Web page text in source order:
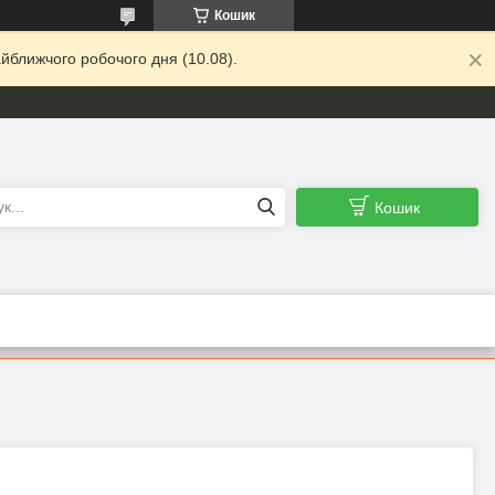
Кошик
робочого дня (10.08).
Кошик